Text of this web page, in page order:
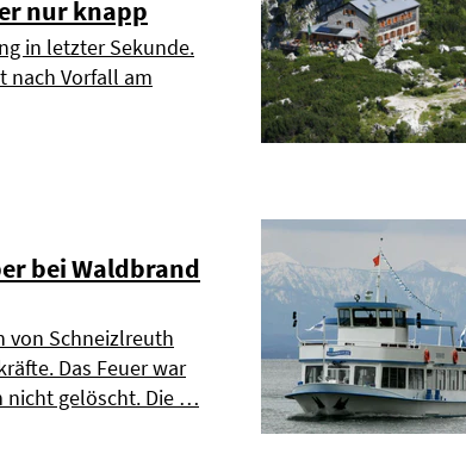
nur knapp
in letzter Sekunde.
nach Vorfall am
bei Waldbrand
von Schneizlreuth
Das Feuer war
nicht gelöscht. Die …